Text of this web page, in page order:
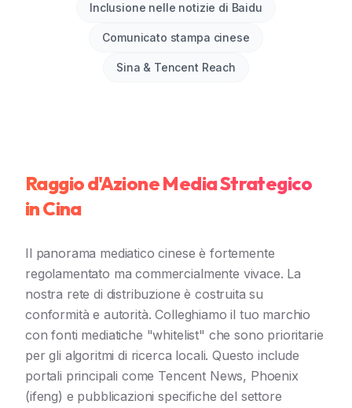
Inclusione nelle notizie di Baidu
Comunicato stampa cinese
Sina & Tencent Reach
Raggio d'Azione Media Strategico
in Cina
Il panorama mediatico cinese è fortemente
regolamentato ma commercialmente vivace. La
nostra rete di distribuzione è costruita su
conformità e autorità. Colleghiamo il tuo marchio
con fonti mediatiche "whitelist" che sono prioritarie
per gli algoritmi di ricerca locali. Questo include
portali principali come Tencent News, Phoenix
(ifeng) e pubblicazioni specifiche del settore